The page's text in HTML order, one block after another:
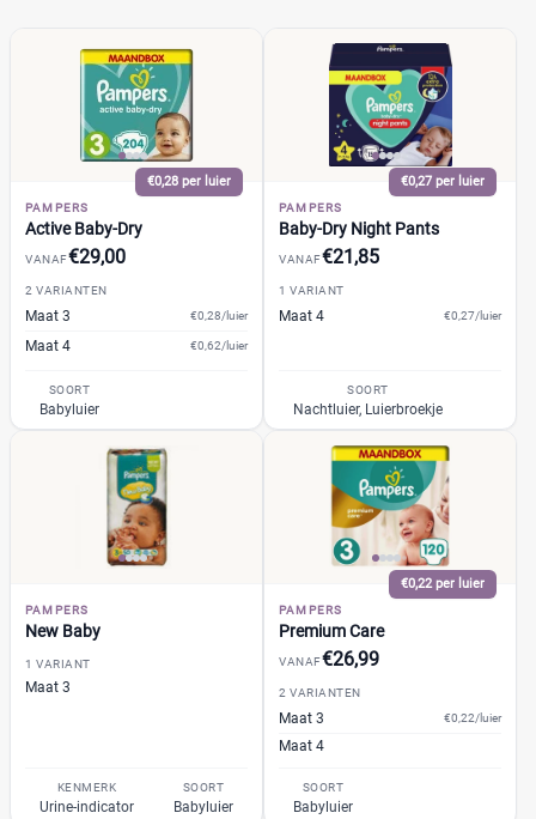
Reset
3
4
0
1 (35)
13+
14+
2
+26 meer
Kenmerk
(41)
Ongeparfumeerd
Urine-indicator
Jongen en meisje
€0,28 per luier
PAMPERS
Active Baby-Dry
VANAF€29,00
2 VARIANTEN
Maat 3 €0,28/luier
Maat 4 €0,62/luier
SOORT
Babyluier
€0,27 per luier
PAMPERS
Baby-Dry Night Pants
VANAF€21,85
1 VARIANT
Maat 4 €0,27/luier
SOORT
Nachtluier, Luierbroekje
PAMPERS
New Baby
1 VARIANT
Maat 3
KENMERK
Urine-indicator
SOORT
Babyluier
€0,22 per luier
PAMPERS
Premium Care
VANAF€26,99
2 VARIANTEN
Maat 3 €0,22/luier
Maat 4
SOORT
Babyluier